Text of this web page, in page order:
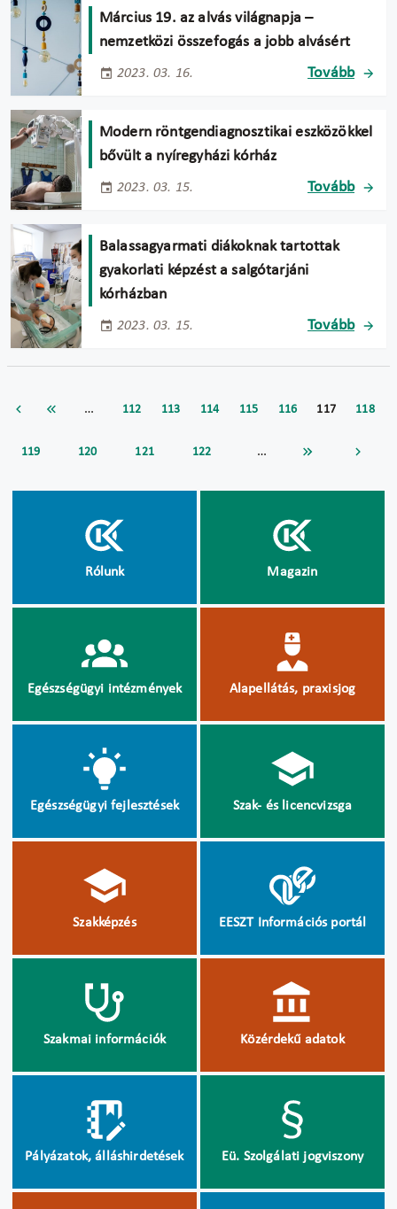
Március 19. az alvás világnapja –
nemzetközi összefogás a jobb alvásért
2023. 03. 16. Tovább
Modern röntgendiagnosztikai eszközökkel
bővült a nyíregyházi kórház
2023. 03. 15. Tovább
Balassagyarmati diákoknak tartottak
gyakorlati képzést a salgótarjáni
kórházban
2023. 03. 15. Tovább
… 112 113 114 115 116 117 118
119 120 121 122 …
Rólunk Magazin
Egészségügyi intézmények Alapellátás, praxisjog
Egészségügyi fejlesztések Szak- és licencvizsga
Szakképzés EESZT Információs portál
Szakmai információk Közérdekű adatok
Pályázatok, álláshirdetések Eü. Szolgálati jogviszony